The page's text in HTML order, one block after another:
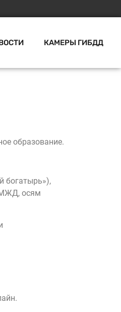
КАМЕРЫ ГИБДД
образование.
богатырь»),
МЖД, осям